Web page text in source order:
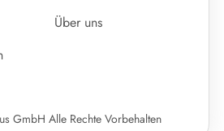
Über uns
GmbH Alle Rechte Vorbehalten